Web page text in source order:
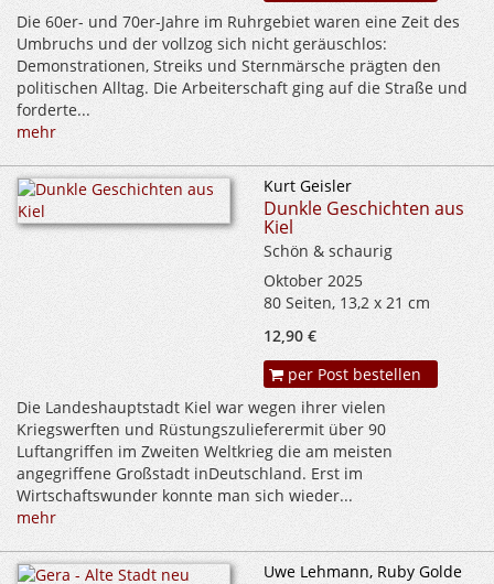
Die 60er- und 70er-Jahre im Ruhrgebiet waren eine Zeit des
Umbruchs und der vollzog sich nicht geräuschlos:
Demonstrationen, Streiks und Sternmärsche prägten den
politischen Alltag. Die Arbeiterschaft ging auf die Straße und
forderte...
mehr
Kurt Geisler
Dunkle Geschichten aus
Kiel
Schön & schaurig
Oktober 2025
80 Seiten, 13,2 x 21 cm
12,90 €
per Post bestellen
Die Landeshauptstadt Kiel war wegen ihrer vielen
Kriegswerften und Rüstungszulieferermit über 90
Luftangriffen im Zweiten Weltkrieg die am meisten
angegriffene Großstadt inDeutschland. Erst im
Wirtschaftswunder konnte man sich wieder...
mehr
Uwe Lehmann, Ruby Golde